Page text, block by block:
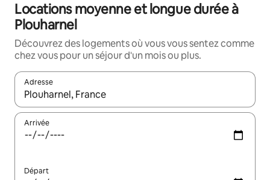
Locations moyenne et longue durée à
Plouharnel
Découvrez des logements où vous vous sentez comme
chez vous pour un séjour d'un mois ou plus.
Adresse
Lorsque les résultats s'affichent, utilisez les flèches vers le
Arrivée
Départ